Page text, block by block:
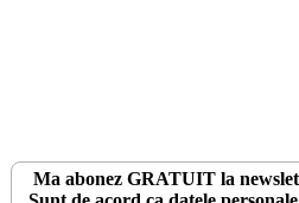
Ma abonez GRATUITla